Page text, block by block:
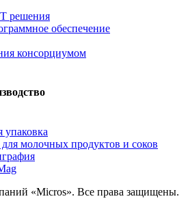
решения
обеспечение
консорциумом
упаковка
для молочных продуктов и соков
«Micros». Все права защищены.